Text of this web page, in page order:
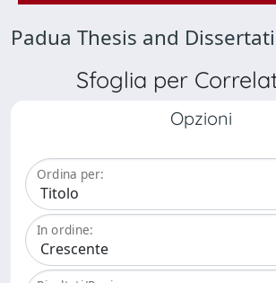
Padua Thesis and
Sfoglia per
Opzioni
Ordina per:
In ordine: